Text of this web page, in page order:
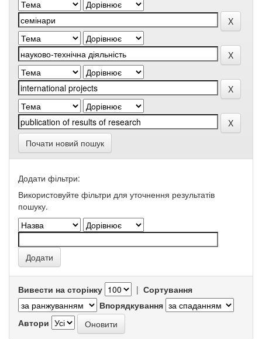
Почати новий пошук
Додати фільтри:
Використовуйте фільтри для уточнення результатів
пошуку.
Вивести на сторінку | Сортування
Впорядкування
Автори